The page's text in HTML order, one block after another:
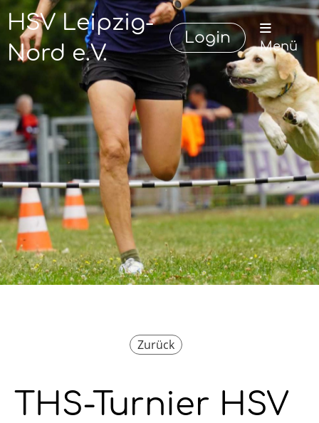
HSV Leipzig-
Nord e.V.
Login Menü
Zurück
THS-Turnier HSV